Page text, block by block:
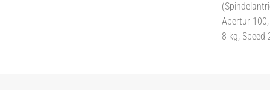
Apertur
8 kg, Speed